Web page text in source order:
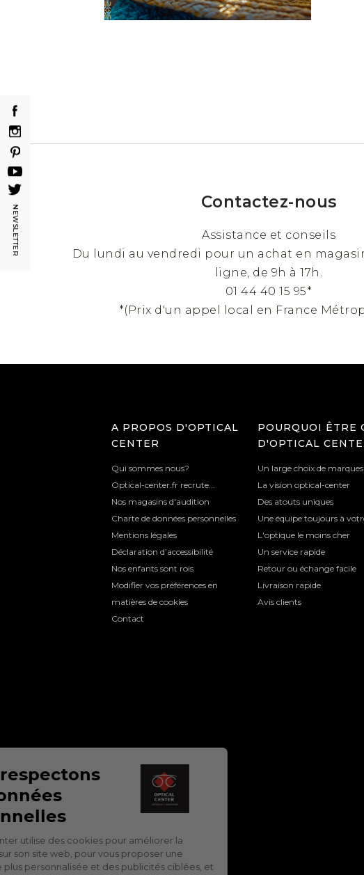
NEWSLETTER
Contactez-nous
Assistance et conseils
Du lundi au vendredi pour un achat en
ligne, de 9h à 17h.
01 44 40 15 95*
*(Prix d'un appel local en France
A PROPOS D'OPTICAL
CENTER
Qui sommes nous?
Optical-center.fr recrute...
Nos magasins d'audition
Charte de données personnelles
Mentions légales
Déclaration d’accessibilité
Nos enfants sont rois
Modifier vos préférences en
matières de cookies
Contact
POURQUOI ÊTRE
D'OPTICAL
Un large choix de marques
La vision optical-center
Des atouts uniques
Une équipe toujours à
L'optique le moins cher
Un service rapide
Retour ou échange facile
Livraison rapide
Avis clients